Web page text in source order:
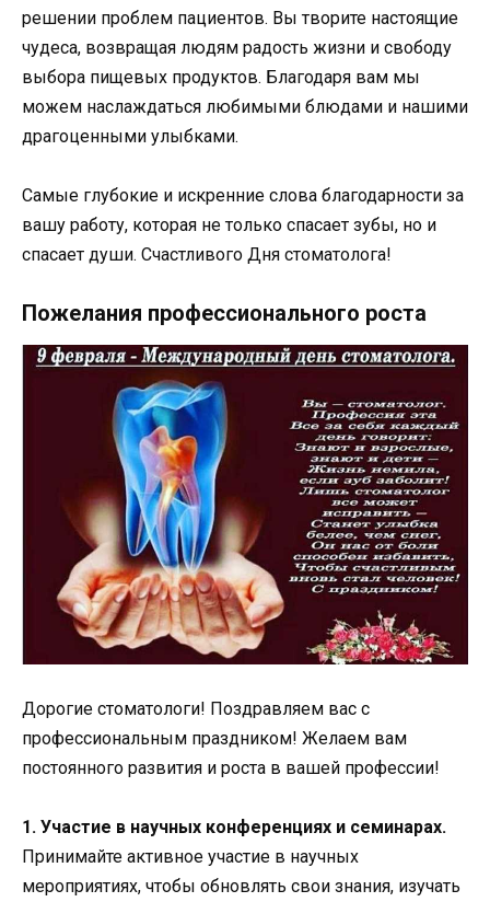
решении проблем пациентов. Вы творите настоящие
чудеса, возвращая людям радость жизни и свободу
выбора пищевых продуктов. Благодаря вам мы
можем наслаждаться любимыми блюдами и нашими
драгоценными улыбками.
Самые глубокие и искренние слова благодарности за
вашу работу, которая не только спасает зубы, но и
спасает души. Счастливого Дня стоматолога!
Пожелания профессионального роста
Дорогие стоматологи! Поздравляем вас с
профессиональным праздником! Желаем вам
постоянного развития и роста в вашей профессии!
1. Участие в научных конференциях и семинарах.
Принимайте активное участие в научных
мероприятиях, чтобы обновлять свои знания, изучать